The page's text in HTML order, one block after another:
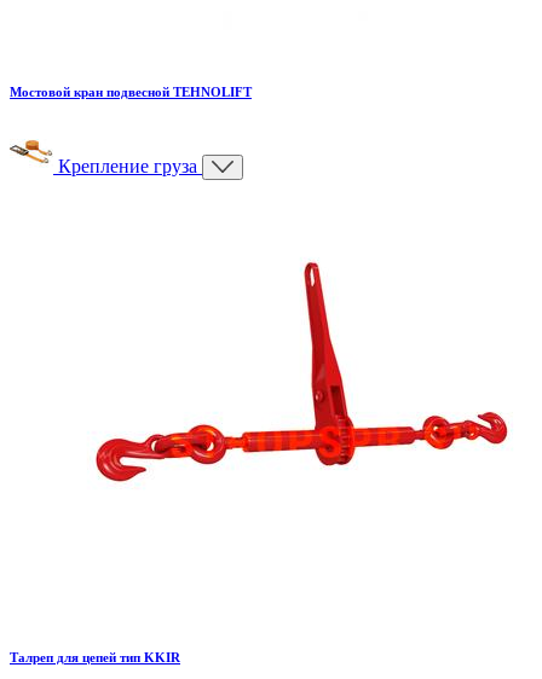
Мостовой кран подвесной TEHNOLIFT
Крепление груза
Талреп для цепей тип KKIR